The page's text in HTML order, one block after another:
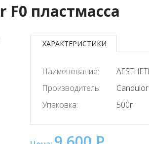
F0 пластмасса
ХАРАКТЕРИСТИКИ
Наименование:
Производитель:
Упаковка:
500г